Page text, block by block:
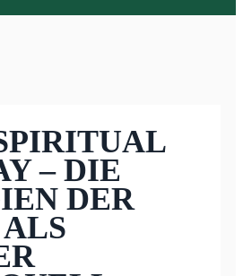
– DIE
DER